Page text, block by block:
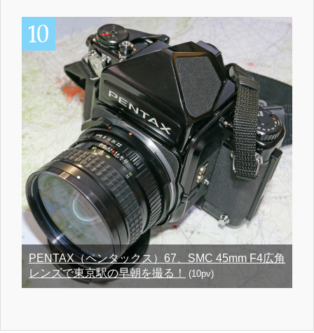
PENTAX（ペンタックス）67、SMC 45mm F4広角
レンズで東京駅の早朝を撮る！
(10pv)